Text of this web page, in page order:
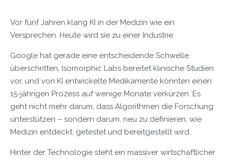
Vor fünf Jahren klang KI in der Medizin wie ein
Versprechen. Heute wird sie zu einer Industrie.
Google hat gerade eine entscheidende Schwelle
überschritten, Isomorphic Labs bereitet klinische Studien
vor, und von KI entwickelte Medikamente könnten einen
15-jährigen Prozess auf wenige Monate verkürzen. Es
geht nicht mehr darum, dass Algorithmen die Forschung
unterstützen – sondern darum, neu zu definieren, wie
Medizin entdeckt, getestet und bereitgestellt wird.
Hinter der Technologie steht ein massiver wirtschaftlicher